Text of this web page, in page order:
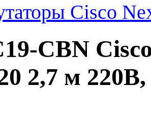
Cisco
CBN
2,7 м